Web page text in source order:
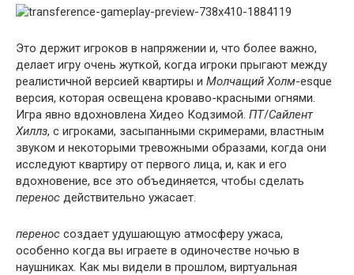
Это держит игроков в напряжении и, что более важно,
делает игру очень жуткой, когда игроки прыгают между
реалистичной версией квартиры и Молчащий Холм-esque
версия, которая освещена кроваво-красными огнями.
Игра явно вдохновлена ​​Хидео Кодзимой. ПТ/Сайлент
Хиллз, с игроками, засыпанными скримерами, властным
звуком и некоторыми тревожными образами, когда они
исследуют квартиру от первого лица, и, как и его
вдохновение, все это объединяется, чтобы сделать
перенос действительно ужасает.
перенос создает удушающую атмосферу ужаса,
особенно когда вы играете в одиночестве ночью в
наушниках. Как мы видели в прошлом, виртуальная